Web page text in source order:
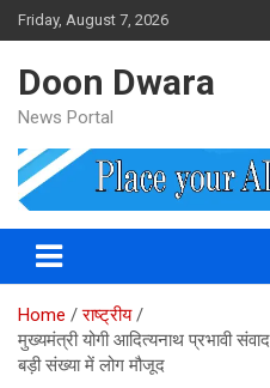
Skip
to
Friday, August 7, 2026
Doon Dwara
News Portal
Home
राष्ट्रीय
मुख्‍यमंत्री योगी आदित्‍यनाथ प्रभावी
बड़ी संख्‍या में लोग मौजूद